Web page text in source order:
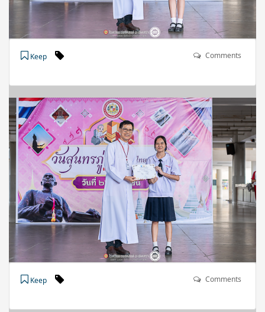
Keep Comments
Keep Comments